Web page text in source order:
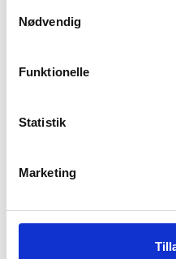
Nødvendig
Funktionelle
Statistik
Marketing
Albertslund sammen
Som 13-årig flyttede
var 17 år, begyndte hun
har en såkaldt
Forfatterskolen i
som underviser på
for Ninette Larsens
kaldt hende for et af de
på i sin karriere som